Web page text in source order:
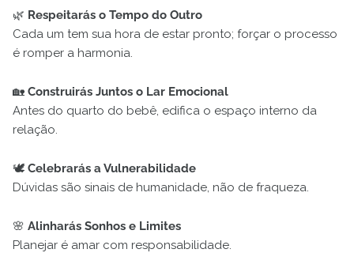
🌿 Respeitarás o Tempo do Outro
Cada um tem sua hora de estar pronto; forçar o processo
é romper a harmonia.
🏡 Construirás Juntos o Lar Emocional
Antes do quarto do bebê, edifica o espaço interno da
relação.
🕊️ Celebrarás a Vulnerabilidade
Dúvidas são sinais de humanidade, não de fraqueza.
🌸 Alinharás Sonhos e Limites
Planejar é amar com responsabilidade.